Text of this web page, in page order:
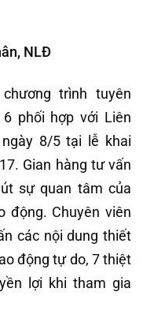
NLĐ
trình tuyên
phối hợp với Liên
8/5 tại lễ khai
Gian hàng tư vấn
sự quan tâm của
động. Chuyên viên
các nội dung thiết
động tự do, 7 thiệt
lợi khi tham gia